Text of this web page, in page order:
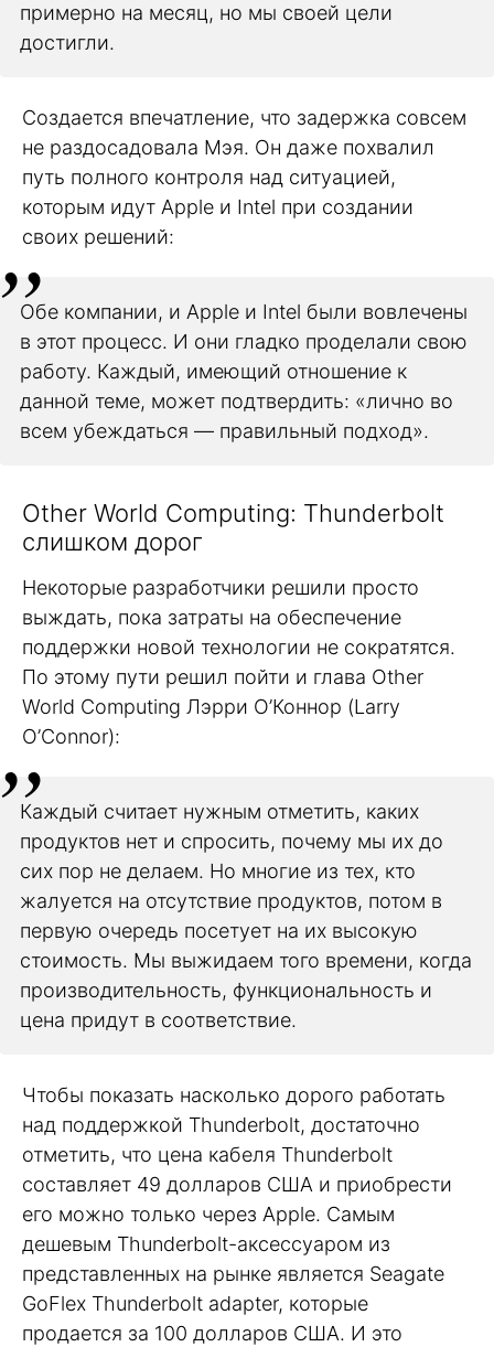
примерно на месяц, но мы своей цели
достигли.
Создается впечатление, что задержка совсем
не раздосадовала Мэя. Он даже похвалил
путь полного контроля над ситуацией,
которым идут Apple и Intel при создании
своих решений:
Обе компании, и Apple и Intel были вовлечены
в этот процесс. И они гладко проделали свою
работу. Каждый, имеющий отношение к
данной теме, может подтвердить: «лично во
всем убеждаться — правильный подход».
Other World Computing: Thunderbolt
слишком дорог
Некоторые разработчики решили просто
выждать, пока затраты на обеспечение
поддержки новой технологии не сократятся.
По этому пути решил пойти и глава Other
World Computing Лэрри О’Коннор (Larry
O’Connor):
Каждый считает нужным отметить, каких
продуктов нет и спросить, почему мы их до
сих пор не делаем. Но многие из тех, кто
жалуется на отсутствие продуктов, потом в
первую очередь посетует на их высокую
стоимость. Мы выжидаем того времени, когда
производительность, функциональность и
цена придут в соответствие.
Чтобы показать насколько дорого работать
над поддержкой Thunderbolt, достаточно
отметить, что цена кабеля Thunderbolt
составляет 49 долларов США и приобрести
его можно только через Apple. Самым
дешевым Thunderbolt-аксессуаром из
представленных на рынке является Seagate
GoFlex Thunderbolt adapter, которые
продается за 100 долларов США. И это